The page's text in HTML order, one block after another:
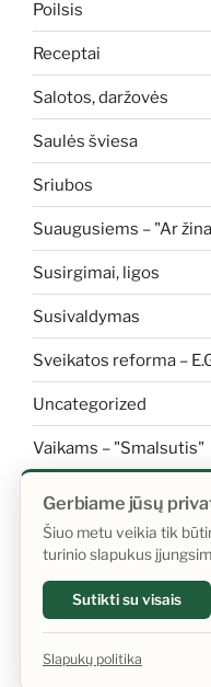
Poilsis
Receptai
Salotos, daržovės
Saulės šviesa
Sriubos
Suaugusiems – "Ar
Susirgimai, ligos
Susivaldymas
Sveikatos reforma –
Uncategorized
Vaikams – "Smalsutis"
Vaikams apie sveikatą
Vanduo
Sistema: WordPress
Gerbiame jūsų
Šiuo metu veikia tik
turinio slapukus
Sutikti su visais
Slapukų politika